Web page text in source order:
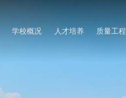
学校概况 人才培养 质量工程